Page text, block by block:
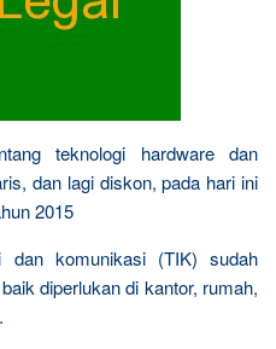
teknologi hardware dan
dan lagi diskon, pada hari ini
2015
dan komunikasi (TIK) sudah
diperlukan di kantor, rumah,